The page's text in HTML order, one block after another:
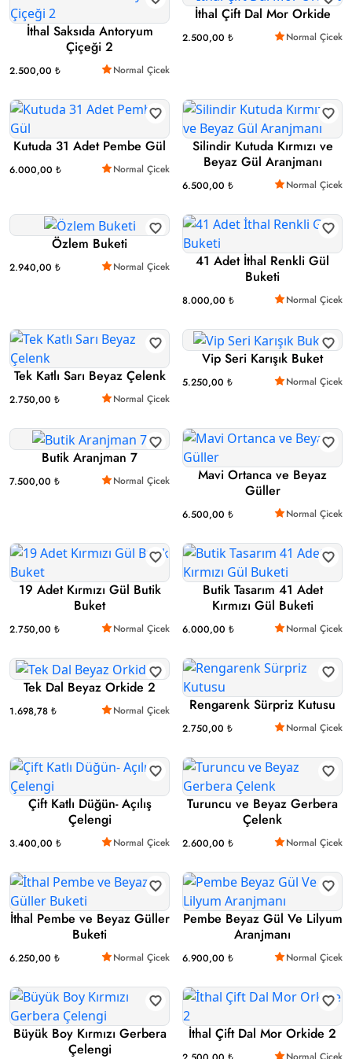
İthal Saksıda Antoryum
Çiçeği 2
2.500,00 ₺ Normal Çicek
İthal Çift Dal Mor Orkide
2.500,00 ₺ Normal Çicek
Kutuda 31 Adet Pembe Gül
6.000,00 ₺ Normal Çicek
Silindir Kutuda Kırmızı ve
Beyaz Gül Aranjmanı
6.500,00 ₺ Normal Çicek
Özlem Buketi
2.940,00 ₺ Normal Çicek
41 Adet İthal Renkli Gül
Buketi
8.000,00 ₺ Normal Çicek
Tek Katlı Sarı Beyaz Çelenk
2.750,00 ₺ Normal Çicek
Vip Seri Karışık Buket
5.250,00 ₺ Normal Çicek
Butik Aranjman 7
7.500,00 ₺ Normal Çicek
Mavi Ortanca ve Beyaz
Güller
6.500,00 ₺ Normal Çicek
19 Adet Kırmızı Gül Butik
Buket
2.750,00 ₺ Normal Çicek
Butik Tasarım 41 Adet
Kırmızı Gül Buketi
6.000,00 ₺ Normal Çicek
Tek Dal Beyaz Orkide 2
1.698,78 ₺ Normal Çicek Rengarenk Sürpriz Kutusu
2.750,00 ₺ Normal Çicek
Çift Katlı Düğün- Açılış
Çelengi
3.400,00 ₺ Normal Çicek
Turuncu ve Beyaz Gerbera
Çelenk
2.600,00 ₺ Normal Çicek
İthal Pembe ve Beyaz Güller
Buketi
6.250,00 ₺ Normal Çicek
Pembe Beyaz Gül Ve Lilyum
Aranjmanı
6.900,00 ₺ Normal Çicek
Büyük Boy Kırmızı Gerbera
Çelengi
İthal Çift Dal Mor Orkide 2